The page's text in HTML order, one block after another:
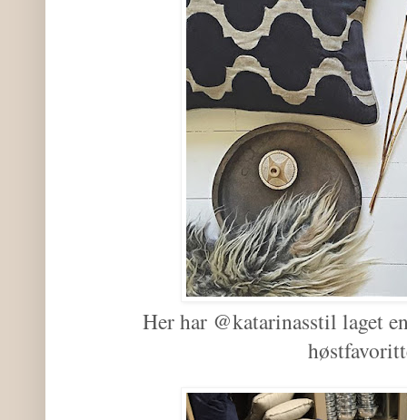
Her har @katarinasstil laget